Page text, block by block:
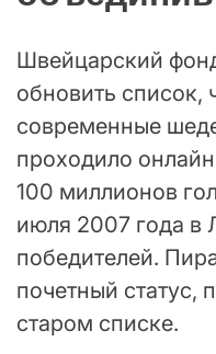
Швейцарский
обновить список,
современные
проходило
100 миллионов
июля 2007 года в
победителей.
почетный статус,
старом списке.